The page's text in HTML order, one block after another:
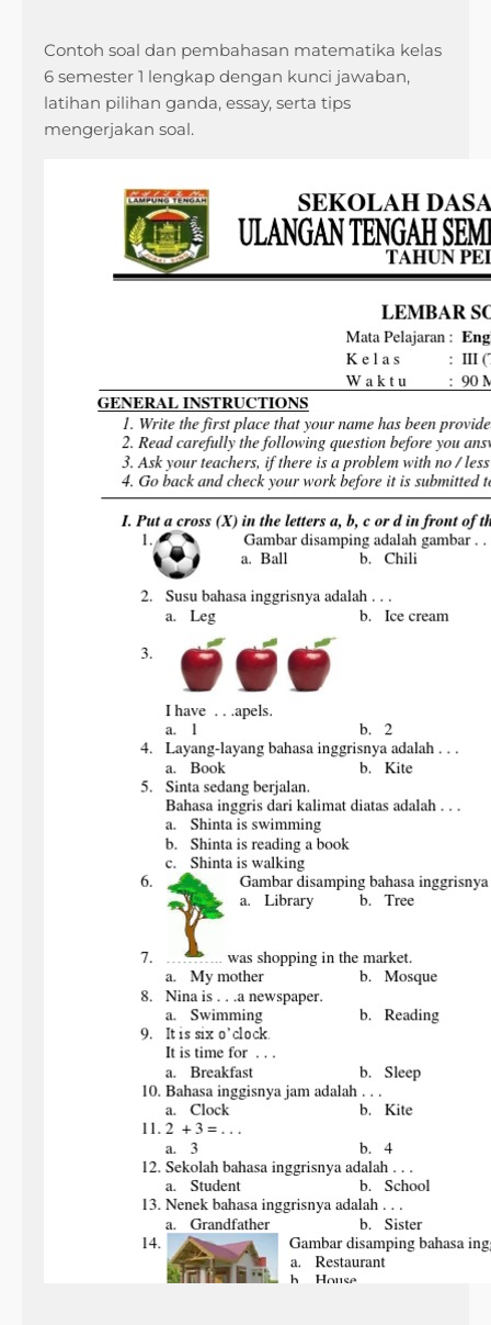
Contoh soal dan pembahasan matematika kelas
6 semester 1 lengkap dengan kunci jawaban,
latihan pilihan ganda, essay, serta tips
mengerjakan soal.